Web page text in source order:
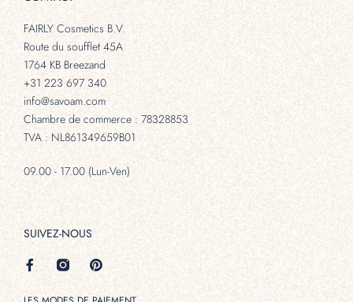
FAIRLY Cosmetics B.V.
Route du soufflet 45A
1764 KB Breezand
+31 223 697 340
info@savoam.com
Chambre de commerce : 78328853
TVA : NL861349659B01
09.00 - 17.00 (Lun-Ven)
SUIVEZ-NOUS